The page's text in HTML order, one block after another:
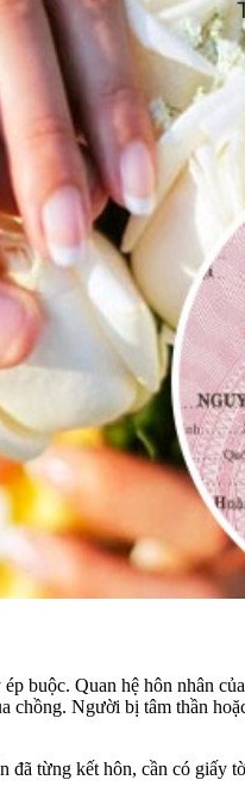
buộc. Quan hệ hôn nhân
Người bị tâm thần
từng kết hôn, cần có giấy